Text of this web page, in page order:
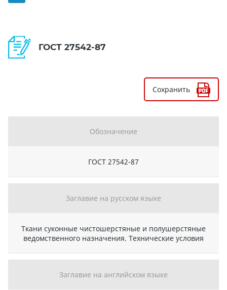
ГОСТ 27542-87
Сохранить
Обозначение
ГОСТ 27542-87
Заглавие на русском языке
Ткани суконные чистошерстяные и полушерстяные
ведомственного назначения. Технические условия
Заглавие на английском языке